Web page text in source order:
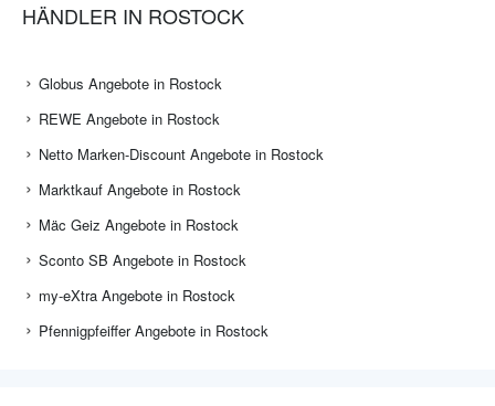
HÄNDLER IN ROSTOCK
Globus Angebote in Rostock
REWE Angebote in Rostock
Netto Marken-Discount Angebote in Rostock
Marktkauf Angebote in Rostock
Mäc Geiz Angebote in Rostock
Sconto SB Angebote in Rostock
my-eXtra Angebote in Rostock
Pfennigpfeiffer Angebote in Rostock